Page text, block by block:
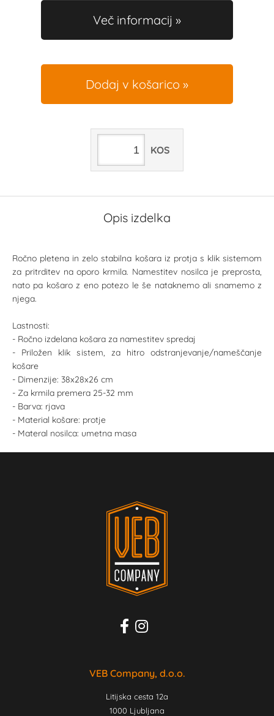
Več informacij
Dodaj v košarico
KOS
Opis izdelka
Ročno pletena in zelo stabilna košara iz protja s klik sistemom
za pritrditev na oporo krmila. Namestitev nosilca je preprosta,
nato pa košaro z eno potezo le še nataknemo ali snamemo z
njega.
Lastnosti:
- Ročno izdelana košara za namestitev spredaj
- Priložen klik sistem, za hitro odstranjevanje/nameščanje
košare
- Dimenzije: 38x28x26 cm
- Za krmila premera 25-32 mm
- Barva: rjava
- Material košare: protje
- Materal nosilca: umetna masa
VEB Company, d.o.o.
Litijska cesta 12a
1000 Ljubljana